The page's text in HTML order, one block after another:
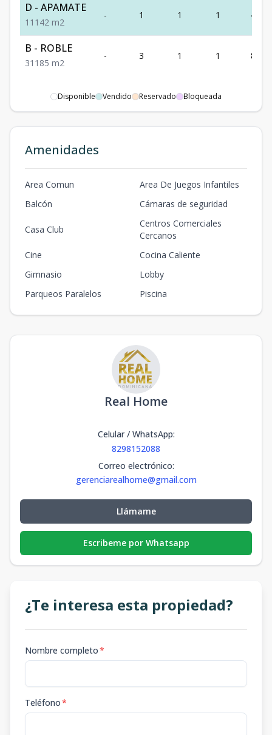
D - APAMATE
1 1 1 42 m2
- 1 1 1 42
B - ROBLE
31 1 85 m2
- 3 1 1 85
Disponible Vendido Reservado Bloqueada
Amenidades
Area Comun
Area De Juegos Infantiles
Balcón
Cámaras de seguridad
Casa Club
Centros Comerciales
Cercanos
Cine
Cocina Caliente
Gimnasio
Lobby
Parqueos Paralelos
Piscina
Real Home
Celular / WhatsApp:
8298152088
Correo electrónico:
gerenciarealhome@gmail.com
Llámame
Escribeme por Whatsapp
¿Te interesa esta propiedad?
Nombre completo*
Teléfono*